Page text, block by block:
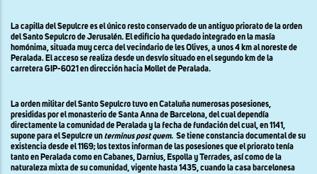
La capilla del Sepulcre es el único resto conservado de un antiguo priorato de la orden
del Santo Sepulcro de Jerusalén. El edificio ha quedado integrado en la masía
homónima, situada muy cerca del vecindario de les Olives, a unos 4 km al noreste de
Peralada. El acceso se realiza desde un desvío situado en el segundo km de la
carretera GIP-6021 en dirección hacia Mollet de Peralada.
La orden militar del Santo Sepulcro tuvo en Cataluña numerosas posesiones,
presididas por el monasterio de Santa Anna de Barcelona, del cual dependía
directamente la comunidad de Peralada y la fecha de fundación del cual, en 1141,
supone para el Sepulcre un terminus post quem. Se tiene constancia documental de su
existencia desde el 1169; los textos informan de las posesiones que el priorato tenía
tanto en Peralada como en Cabanes, Darnius, Espolla y Terrades, así como de la
naturaleza mixta de su comunidad, vigente hasta 1435, cuando la casa barcelonesa